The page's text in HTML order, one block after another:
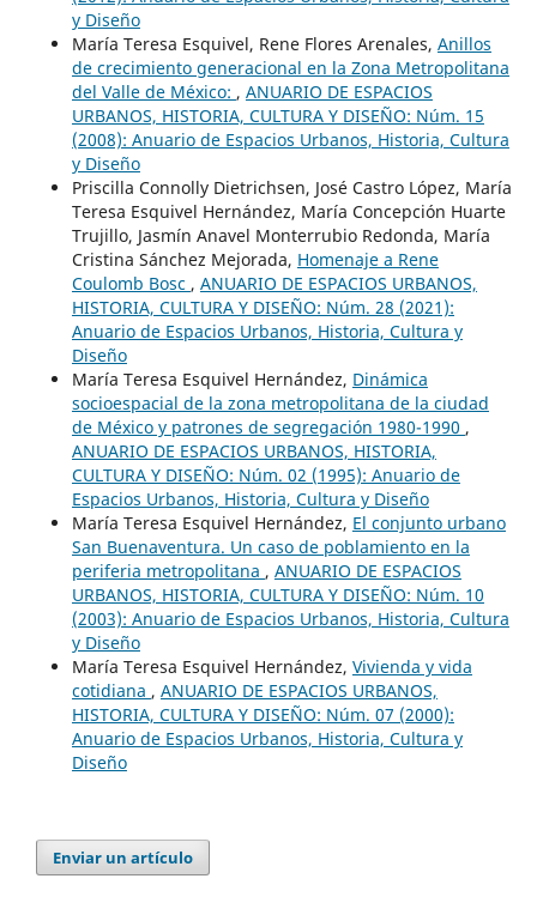
y Diseño
María Teresa Esquivel, Rene Flores Arenales, Anillos
de crecimiento generacional en la Zona Metropolitana
del Valle de México: , ANUARIO DE ESPACIOS
URBANOS, HISTORIA, CULTURA Y DISEÑO: Núm. 15
(2008): Anuario de Espacios Urbanos, Historia, Cultura
y Diseño
Priscilla Connolly Dietrichsen, José Castro López, María
Teresa Esquivel Hernández, María Concepción Huarte
Trujillo, Jasmín Anavel Monterrubio Redonda, María
Cristina Sánchez Mejorada, Homenaje a Rene
Coulomb Bosc , ANUARIO DE ESPACIOS URBANOS,
HISTORIA, CULTURA Y DISEÑO: Núm. 28 (2021):
Anuario de Espacios Urbanos, Historia, Cultura y
Diseño
María Teresa Esquivel Hernández, Dinámica
socioespacial de la zona metropolitana de la ciudad
de México y patrones de segregación 1980-1990 ,
ANUARIO DE ESPACIOS URBANOS, HISTORIA,
CULTURA Y DISEÑO: Núm. 02 (1995): Anuario de
Espacios Urbanos, Historia, Cultura y Diseño
María Teresa Esquivel Hernández, El conjunto urbano
San Buenaventura. Un caso de poblamiento en la
periferia metropolitana , ANUARIO DE ESPACIOS
URBANOS, HISTORIA, CULTURA Y DISEÑO: Núm. 10
(2003): Anuario de Espacios Urbanos, Historia, Cultura
y Diseño
María Teresa Esquivel Hernández, Vivienda y vida
cotidiana , ANUARIO DE ESPACIOS URBANOS,
HISTORIA, CULTURA Y DISEÑO: Núm. 07 (2000):
Anuario de Espacios Urbanos, Historia, Cultura y
Diseño
Enviar un artículo